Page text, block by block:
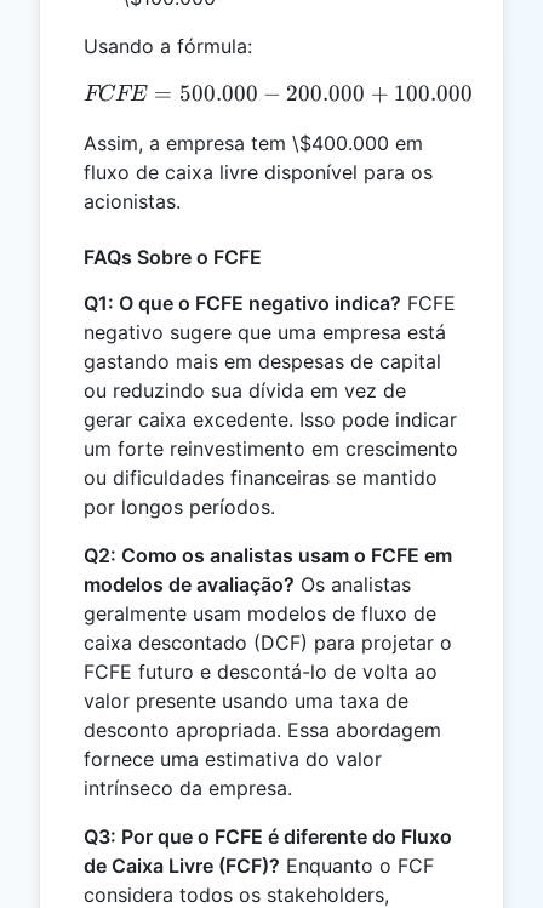
Usando a fórmula:
FCFE = 500.000 -
FCFE = 500.000 − 200.000 + 100.000
Assim, a empresa tem \$400.000 em
fluxo de caixa livre disponível para os
acionistas.
FAQs Sobre o FCFE
Q1: O que o FCFE negativo indica? FCFE
negativo sugere que uma empresa está
gastando mais em despesas de capital
ou reduzindo sua dívida em vez de
gerar caixa excedente. Isso pode indicar
um forte reinvestimento em crescimento
ou dificuldades financeiras se mantido
por longos períodos.
Q2: Como os analistas usam o FCFE em
modelos de avaliação? Os analistas
geralmente usam modelos de fluxo de
caixa descontado (DCF) para projetar o
FCFE futuro e descontá-lo de volta ao
valor presente usando uma taxa de
desconto apropriada. Essa abordagem
fornece uma estimativa do valor
intrínseco da empresa.
Q3: Por que o FCFE é diferente do Fluxo
de Caixa Livre (FCF)? Enquanto o FCF
considera todos os stakeholders,